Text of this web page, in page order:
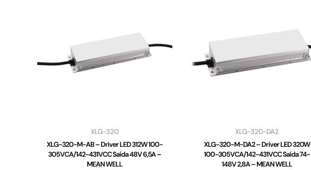
XLG-320
XLG-320-M-AB – Driver LED 312W 100-
305VCA/142-431VCC Saída 48V 6,5A –
MEAN WELL
XLG-320-DA2
XLG-320-M-DA2 – Driver LED 320W
100-305VCA/142-431VCC Saída 74-
148V 2,8A – MEAN WELL